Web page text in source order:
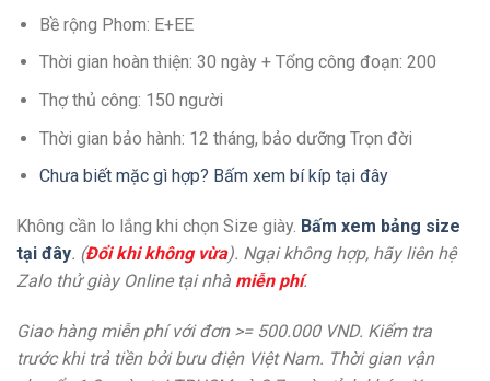
Bề rộng Phom: E+EE
Thời gian hoàn thiện: 30 ngày + Tổng công đoạn: 200
Thợ thủ công: 150 người
Thời gian bảo hành: 12 tháng, bảo dưỡng Trọn đời
Chưa biết mặc gì hợp? Bấm xem bí kíp tại đây
Không cần lo lắng khi chọn Size giày. Bấm xem bảng size
tại đây. (Đổi khi không vừa). Ngại không hợp, hãy liên hệ
Zalo thử giày Online tại nhà miễn phí.
Giao hàng miễn phí với đơn >= 500.000 VND. Kiểm tra
trước khi trả tiền bởi bưu điện Việt Nam. Thời gian vận